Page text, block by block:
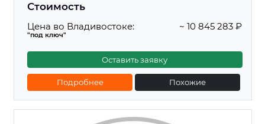
Стоимость
Цена во Владивостоке:
"под ключ"
~ 10 845 283 ₽
Оставить заявку
Подробнее Похожие